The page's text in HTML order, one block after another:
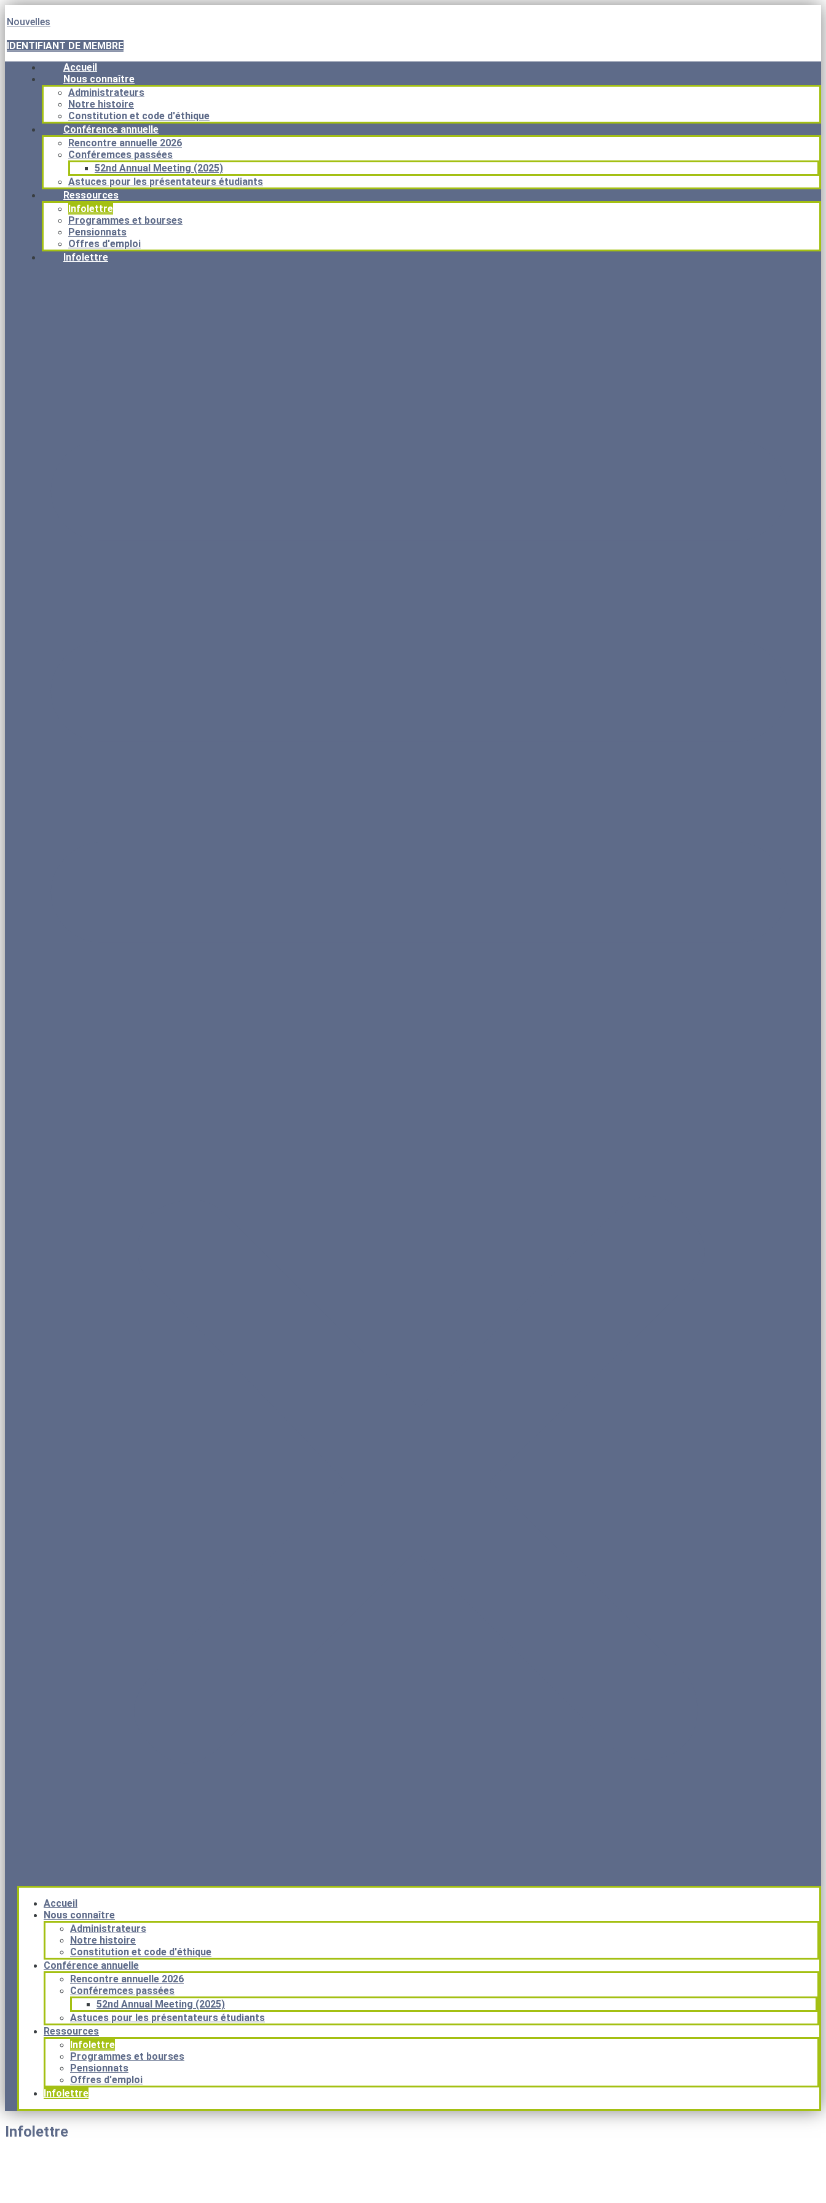
Nouvelles
IDENTIFIANT DE MEMBRE
Accueil
Nous connaître
Administrateurs
Notre histoire
Constitution et code d'éthique
Conférence annuelle
Rencontre annuelle 2026
Conféremces passées
52nd Annual Meeting (2025)
Astuces pour les présentateurs étudiants
Ressources
Infolettre
Programmes et bourses
Pensionnats
Offres d'emploi
Infolettre
Accueil
Nous connaître
Administrateurs
Notre histoire
Constitution et code d'éthique
Conférence annuelle
Rencontre annuelle 2026
Conféremces passées
52nd Annual Meeting (2025)
Astuces pour les présentateurs étudiants
Ressources
Infolettre
Programmes et bourses
Pensionnats
Offres d'emploi
Infolettre
Infolettre